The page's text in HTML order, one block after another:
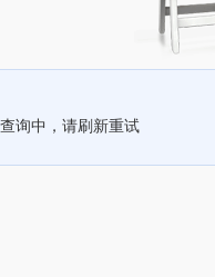
询中，请刷新重试